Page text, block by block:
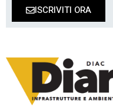
ISCRIVITI ORA